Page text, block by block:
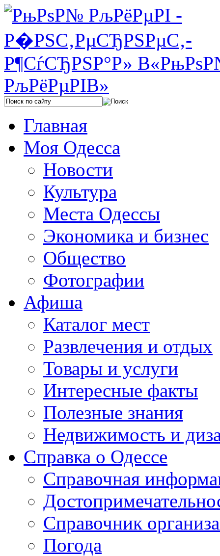
Главная
Моя Одесса
Новости
Культура
Места Одессы
Экономика и бизнес
Общество
Фотографии
Афиша
Каталог мест
Развлечения и отдых
Товары и услуги
Интересные факты
Полезные знания
Недвижимость и
Справка о Одессе
Справочная
Справочник
Погода